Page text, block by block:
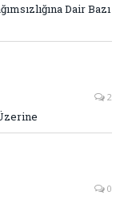
Dair Bazı
2
0